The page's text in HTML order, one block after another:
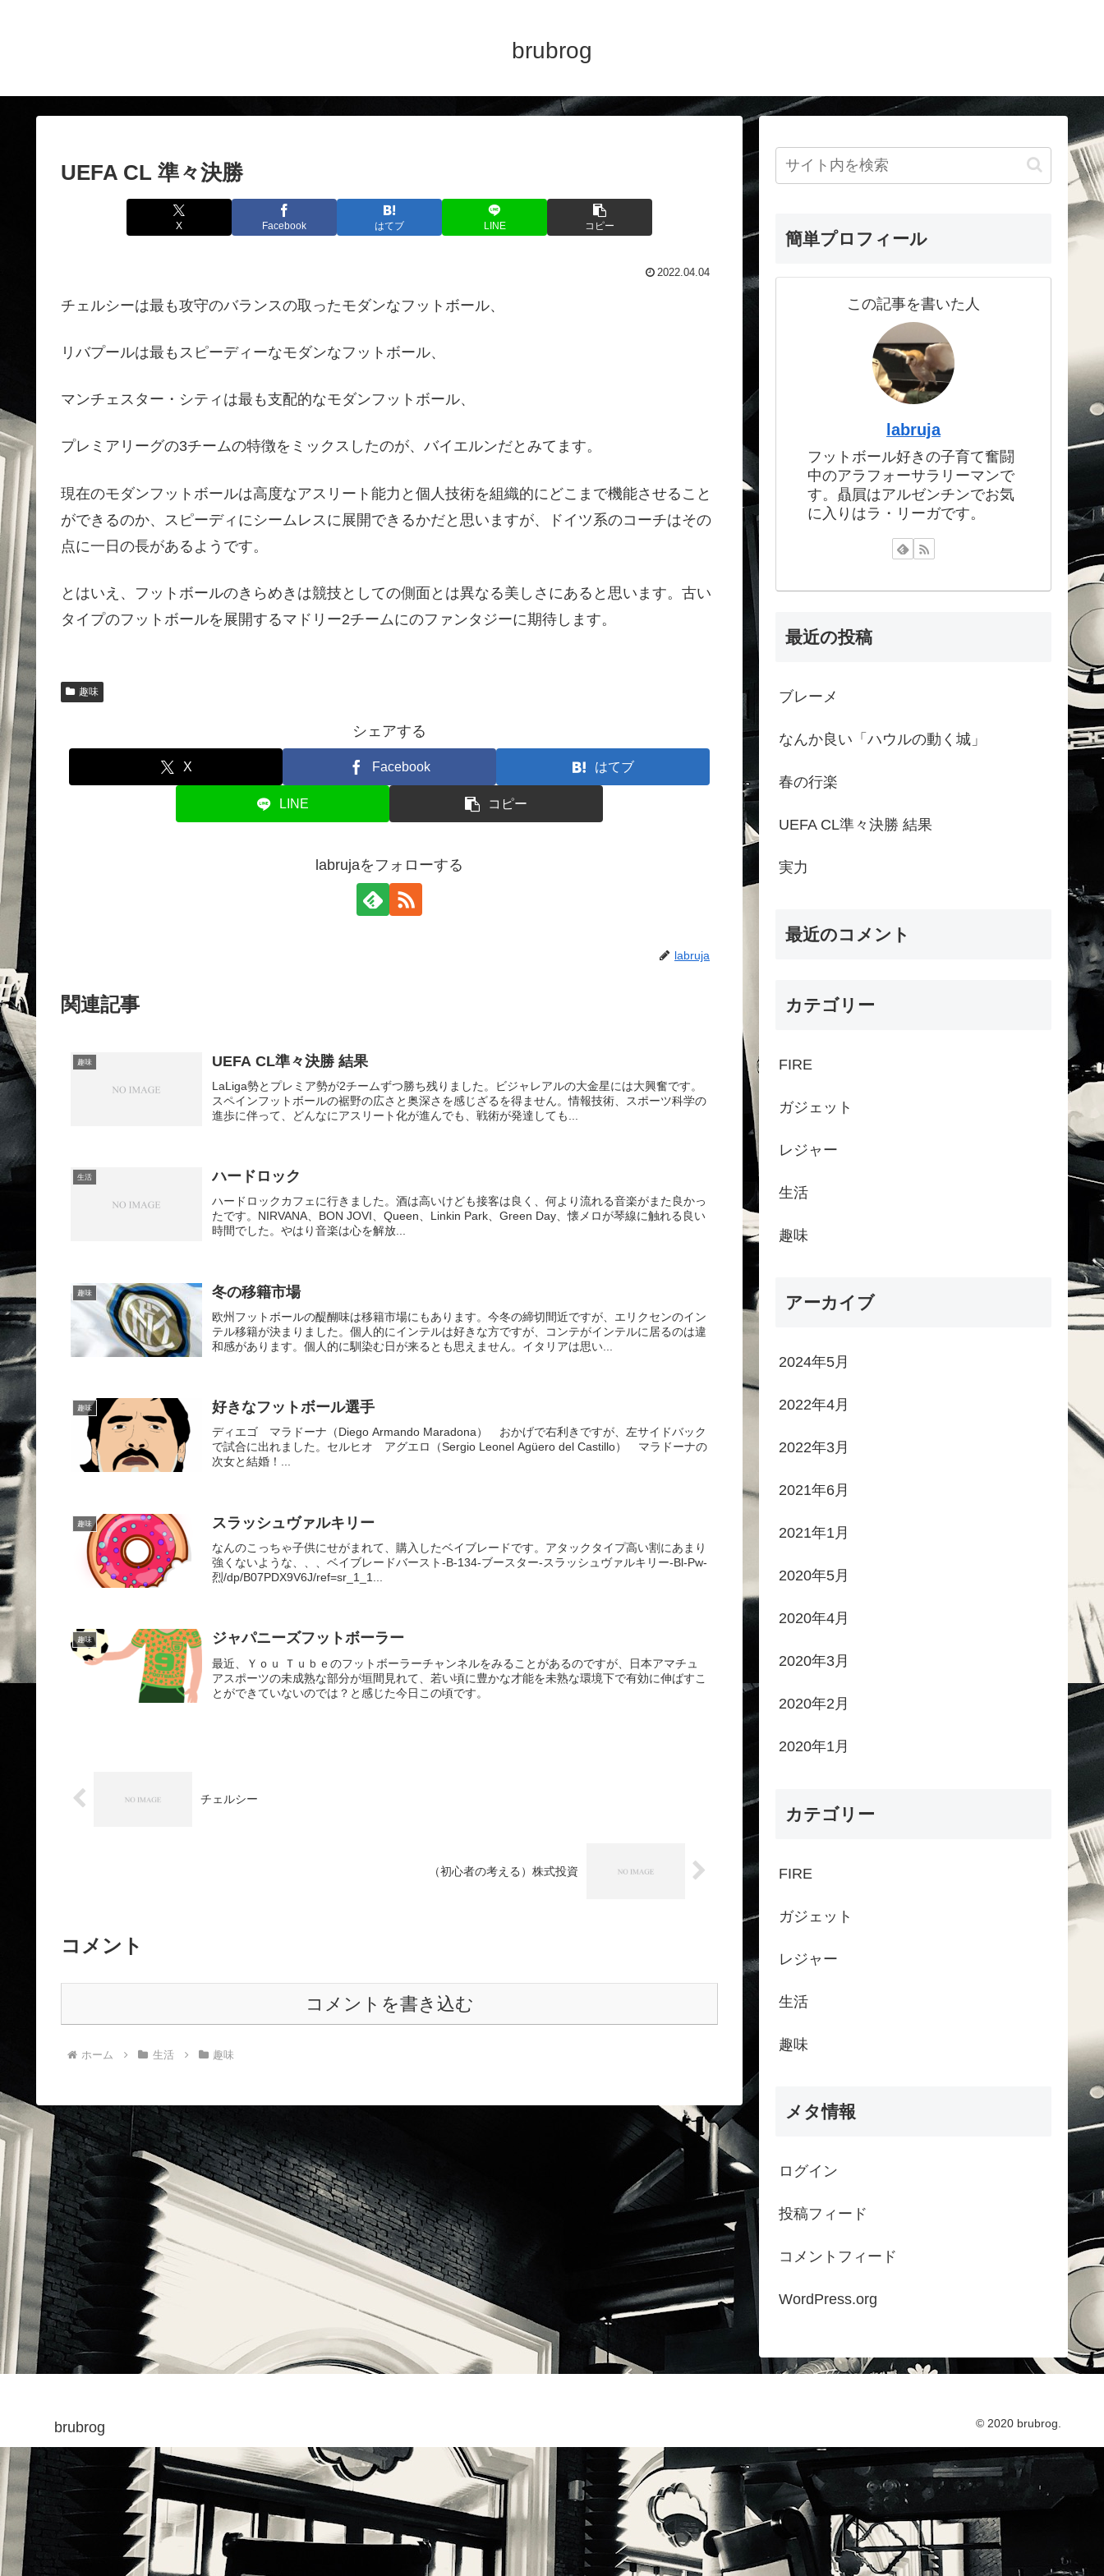
brubrog
UEFA CL 準々決勝
X Facebook はてブ LINE コピー
2022.04.04
チェルシーは最も攻守のバランスの取ったモダンなフットボール、
リバプールは最もスピーディーなモダンなフットボール、
マンチェスター・シティは最も支配的なモダンフットボール、
プレミアリーグの3チームの特徴をミックスしたのが、バイエルンだとみてます。
現在のモダンフットボールは高度なアスリート能力と個人技術を組織的にどこまで機能させること
ができるのか、スピーディにシームレスに展開できるかだと思いますが、ドイツ系のコーチはその
点に一日の長があるようです。
とはいえ、フットボールのきらめきは競技としての側面とは異なる美しさにあると思います。古い
タイプのフットボールを展開するマドリー2チームにのファンタジーに期待します。
趣味
シェアする
X Facebook はてブ
LINE コピー
labrujaをフォローする
labruja
関連記事
趣味 UEFA CL準々決勝 結果
LaLiga勢とプレミア勢が2チームずつ勝ち残りました。ビジャレアルの大金星には大興奮です。
スペインフットボールの裾野の広さと奥深さを感じざるを得ません。情報技術、スポーツ科学の
進歩に伴って、どんなにアスリート化が進んでも、戦術が発達しても...
生活 ハードロック
ハードロックカフェに行きました。酒は高いけども接客は良く、何より流れる音楽がまた良かっ
たです。NIRVANA、BON JOVI、Queen、Linkin Park、Green Day、懐メロが琴線に触れる良い
時間でした。やはり音楽は心を解放...
趣味 冬の移籍市場
欧州フットボールの醍醐味は移籍市場にもあります。今冬の締切間近ですが、エリクセンのイン
テル移籍が決まりました。個人的にインテルは好きな方ですが、コンテがインテルに居るのは違
和感があります。個人的に馴染む日が来るとも思えません。イタリアは思い...
趣味 好きなフットボール選手
ディエゴ マラドーナ（Diego Armando Maradona） おかげで右利きですが、左サイドバック
で試合に出れました。セルヒオ アグエロ（Sergio Leonel Agüero del Castillo） マラドーナの
次女と結婚！...
趣味 スラッシュヴァルキリー
なんのこっちゃ子供にせがまれて、購入したベイブレードです。アタックタイプ高い割にあまり
強くないような、、、ベイブレードバースト-B-134-ブースター-スラッシュヴァルキリー-Bl-Pw-
烈/dp/B07PDX9V6J/ref=sr_1_1...
趣味 ジャパニーズフットボーラー
最近、Ｙｏｕ Ｔｕｂｅのフットボーラーチャンネルをみることがあるのですが、日本アマチュ
アスポーツの未成熟な部分が垣間見れて、若い頃に豊かな才能を未熟な環境下で有効に伸ばすこ
とができていないのでは？と感じた今日この頃です。
チェルシー
（初心者の考える）株式投資
コメント
コメントを書き込む
ホーム 生活 趣味
簡単プロフィール
この記事を書いた人
labruja
フットボール好きの子育て奮闘
中のアラフォーサラリーマンで
す。贔屓はアルゼンチンでお気
に入りはラ・リーガです。
最近の投稿
ブレーメ
なんか良い「ハウルの動く城」
春の行楽
UEFA CL準々決勝 結果
実力
最近のコメント
カテゴリー
FIRE
ガジェット
レジャー
生活
趣味
アーカイブ
2024年5月
2022年4月
2022年3月
2021年6月
2021年1月
2020年5月
2020年4月
2020年3月
2020年2月
2020年1月
カテゴリー
FIRE
ガジェット
レジャー
生活
趣味
メタ情報
ログイン
投稿フィード
コメントフィード
WordPress.org
brubrog © 2020 brubrog.